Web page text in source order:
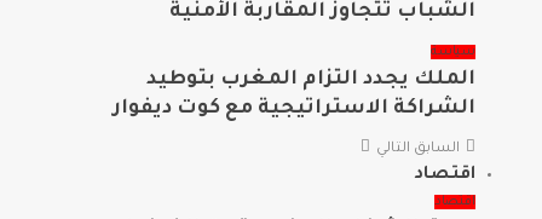
الشباب تتجاوز المقاربة الأمنية
سياسة
الملك يجدد التزام المغرب بتوطيد
الشراكة الاستراتيجية مع كوت ديفوار
السابق التالي
اقتصاد
اقتصاد